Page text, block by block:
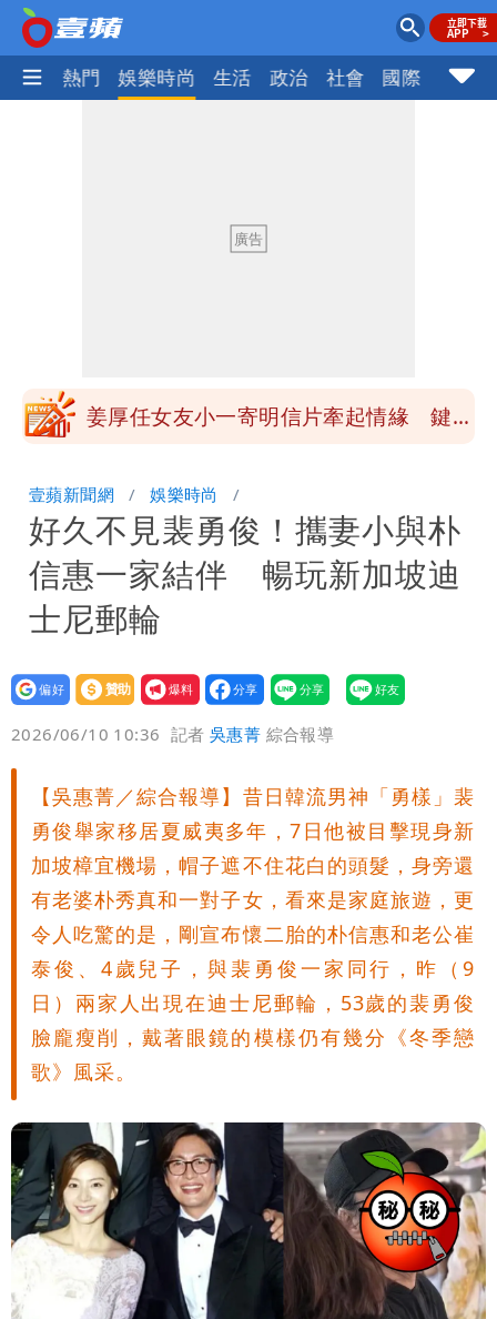
焦點 熱門 娛樂時尚 生活 政治 社會 國際 財經
吳子嘉斷言：綠營「這縣市」恐一屍五
週雨越下越大
姜厚任女友小一寄明信片牽起情緣 鍵盤
萬 素顏進擊新生活圈（壹蘋10點強
打）
騙慈濟10億！無良女律師曾宣導反詐
嗆被害者「愚痴」超諷刺
鄭朝方曬3人合照 網友一看秒懂：竹北
接班人「終於有消息了」
台玻夫人長子最後9年很痛苦 親友批徐
莉玲「冷血媽媽」
35歲早餐不吃鐵板麵？釣出一票人點
頭 辦公室全是「1聲音」
班鐵翔誇姜厚任女友跟他學演戲表現優
異 網笑：老師好像提油救火了
「民進黨有她裸照？」黃智賢回嗆：國民
黨墮落還不准人說
13子女擠10坪屋 媽傳返家：我很愛孩
子...請還我們平靜
氣象女神累了？白海豚報成「白沙屯」
本尊：懊惱到現在
陳時中選前夜「淋雨道歉」 王必勝認：
已知輸了…無奈又不平
大爆發！3颱風+1熱帶低壓 專家逐一分
析對台影響
吳子嘉斷言：綠營「這縣市」恐一屍五
命！她穩贏
壹蘋新聞網 娛樂時尚
好久不見裴勇俊！攜妻小與朴
信惠一家結伴 暢玩新加坡迪
士尼郵輪
設為
贊助
我要
爆料
2026/06/10 10:36 記者吳惠菁 綜合報導
【吳惠菁／綜合報導】昔日韓流男神「勇樣」裴
勇俊舉家移居夏威夷多年，7日他被目擊現身新
加坡樟宜機場，帽子遮不住花白的頭髮，身旁還
有老婆朴秀真和一對子女，看來是家庭旅遊，更
令人吃驚的是，剛宣布懷二胎的朴信惠和老公崔
泰俊、4歲兒子，與裴勇俊一家同行，昨（9
日）兩家人出現在迪士尼郵輪，53歲的裴勇俊
臉龐瘦削，戴著眼鏡的模樣仍有幾分《冬季戀
歌》風采。